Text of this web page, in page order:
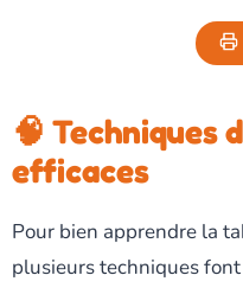
🧠 Techniques
efficaces
Pour bien apprendre la
plusieurs techniques